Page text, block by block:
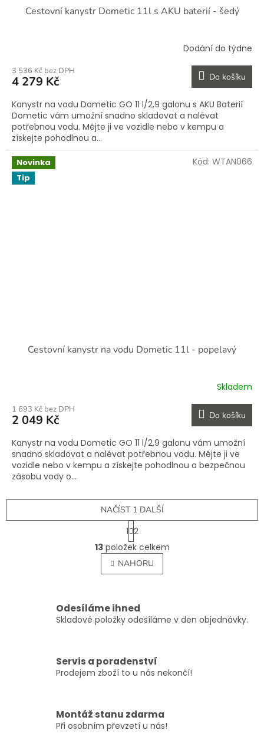
Cestovní kanystr Dometic 11l s AKU baterií - šedý
Dodání do týdne
3 536 Kč bez DPH
4 279 Kč Do košíku
Kanystr na vodu Dometic GO 11 l/2,9 galonu s AKU Baterií
Dometic vám umožní snadno skladovat a nalévat
potřebnou vodu. Mějte ji ve vozidle nebo v kempu a
získejte pohodlnou a...
Novinka
Tip
Cestovní kanystr na vodu Dometic 11l - popelavý
Skladem
1 693 Kč bez DPH
2 049 Kč Do košíku
Kanystr na vodu Dometic GO 11 l/2,9 galonu vám umožní
snadno skladovat a nalévat potřebnou vodu. Mějte ji ve
vozidle nebo v kempu a získejte pohodlnou a bezpečnou
zásobu vody o...
Kód: WTAN066
O
v
l
á
c
í
k
y
p
i
s
NAČÍST 1 DALŠÍ
S
t
r
á
n
k
á
n
í
1 2
13položek celkem
NAHORU
Odesíláme ihned
Skladové položky odesíláme v den objednávky.
Servis a poradenství
Prodejem zboží to u nás nekončí!
Montáž stanu zdarma
Při osobním převzetí u nás!